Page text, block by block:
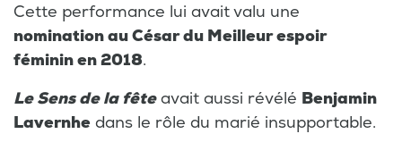
Cette performance lui avait valu une
nomination au César du Meilleur espoir
féminin en 2018.
Le Sens de la fêteavait aussi révélé Benjamin
Lavernhe dans le rôle du marié insupportable.